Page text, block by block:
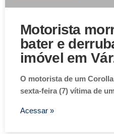
Motorista
bater e
imóvel em
O motorista de um
sexta-feira (7) vítima de
Acessar »